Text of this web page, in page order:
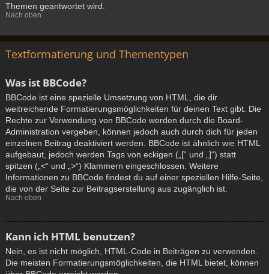
Themen geantwortet wird.
Nach oben
Textformatierung und Thementypen
Was ist BBCode?
BBCode ist eine spezielle Umsetzung von HTML, die dir
weitreichende Formatierungsmöglichkeiten für deinen Text gibt. Die
Rechte zur Verwendung von BBCode werden durch die Board-
Administration vergeben, können jedoch auch durch dich für jeden
einzelnen Beitrag deaktiviert werden. BBCode ist ähnlich wie HTML
aufgebaut, jedoch werden Tags von eckigen („[“ und „]“) statt
spitzen („<“ und „>“) Klammern eingeschlossen. Weitere
Informationen zu BBCode findest du auf einer speziellen Hilfe-Seite,
die von der Seite zur Beitragserstellung aus zugänglich ist.
Nach oben
Kann ich HTML benutzen?
Nein, es ist nicht möglich, HTML-Code in Beiträgen zu verwenden.
Die meisten Formatierungsmöglichkeiten, die HTML bietet, können